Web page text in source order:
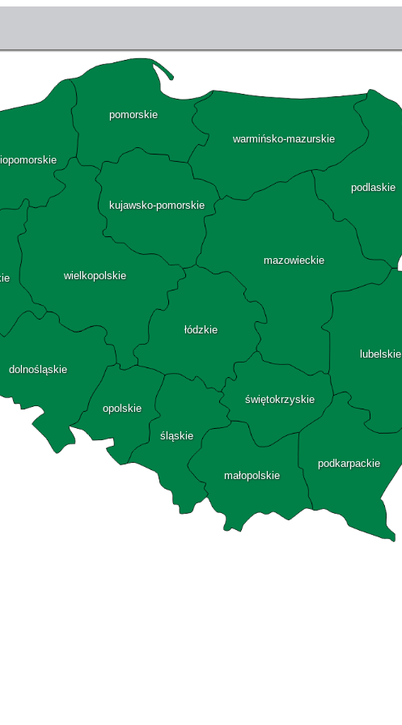
pomorskie
warmińsko-mazurskie
wielkopolskie
kujawsko-pomorskie
mazowieckie
podlaskie
dolnośląskie
łódzkie
lubelskie
opolskie
śląskie
świętokrzyskie
małopolskie
podkarpackie